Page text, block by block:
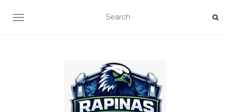
TOGGLE NAVIGATION